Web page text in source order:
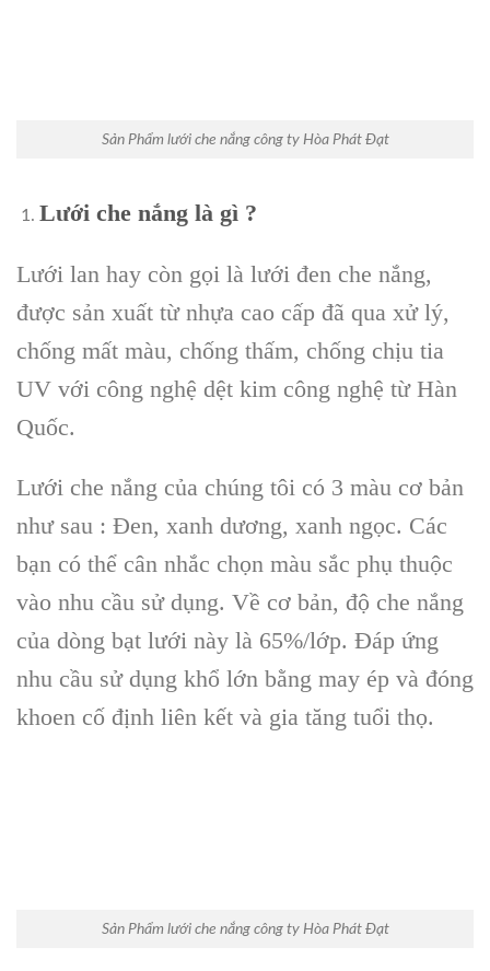
Sản Phẩm lưới che nắng công ty Hòa Phát Đạt
Lưới che nắng là gì ?
Lưới lan hay còn gọi là lưới đen che nắng,
được sản xuất từ nhựa cao cấp đã qua xử lý,
chống mất màu, chống thấm, chống chịu tia
UV với công nghệ dệt kim công nghệ từ Hàn
Quốc.
Lưới che nắng của chúng tôi có 3 màu cơ bản
như sau : Đen, xanh dương, xanh ngọc. Các
bạn có thể cân nhắc chọn màu sắc phụ thuộc
vào nhu cầu sử dụng. Về cơ bản, độ che nắng
của dòng bạt lưới này là 65%/lớp. Đáp ứng
nhu cầu sử dụng khổ lớn bằng may ép và đóng
khoen cố định liên kết và gia tăng tuổi thọ.
Sản Phẩm lưới che nắng công ty Hòa Phát Đạt